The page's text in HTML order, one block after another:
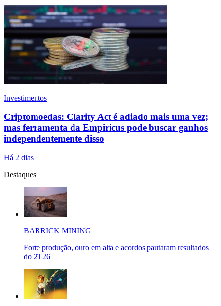
Investimentos
Criptomoedas: Clarity Act é adiado mais uma vez;
mas ferramenta da Empiricus pode buscar ganhos
independentemente disso
Há 2 dias
Destaques
BARRICK MINING
Forte produção, ouro em alta e acordos pautaram resultados
do 2T26